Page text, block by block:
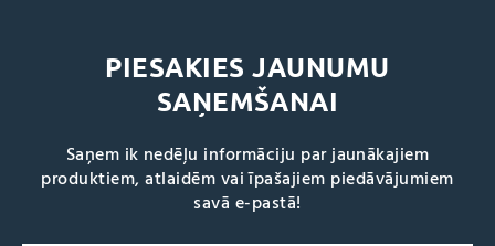
PIESAKIES JAUNUMU
SAŅEMŠANAI
Saņem ik nedēļu informāciju par jaunākajiem
produktiem, atlaidēm vai īpašajiem piedāvājumiem
savā e-pastā!